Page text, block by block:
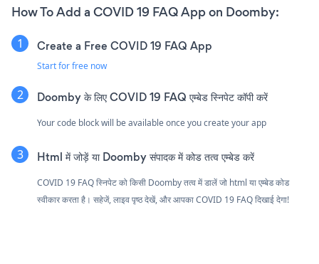
How To Add a COVID 19 FAQ App on Doomby:
Create a Free COVID 19 FAQ App
Start for free now
Doomby के लिए COVID 19 FAQ एम्बेड स्निपेट कॉपी करें
Your code block will be available once you create your app
Html में जोड़ें या Doomby संपादक में कोड तत्व एम्बेड करें
COVID 19 FAQ स्निपेट को किसी Doomby तत्व में डालें जो html या एम्बेड कोड
स्वीकार करता है। सहेजें, लाइव पृष्ठ देखें, और आपका COVID 19 FAQ दिखाई देगा!